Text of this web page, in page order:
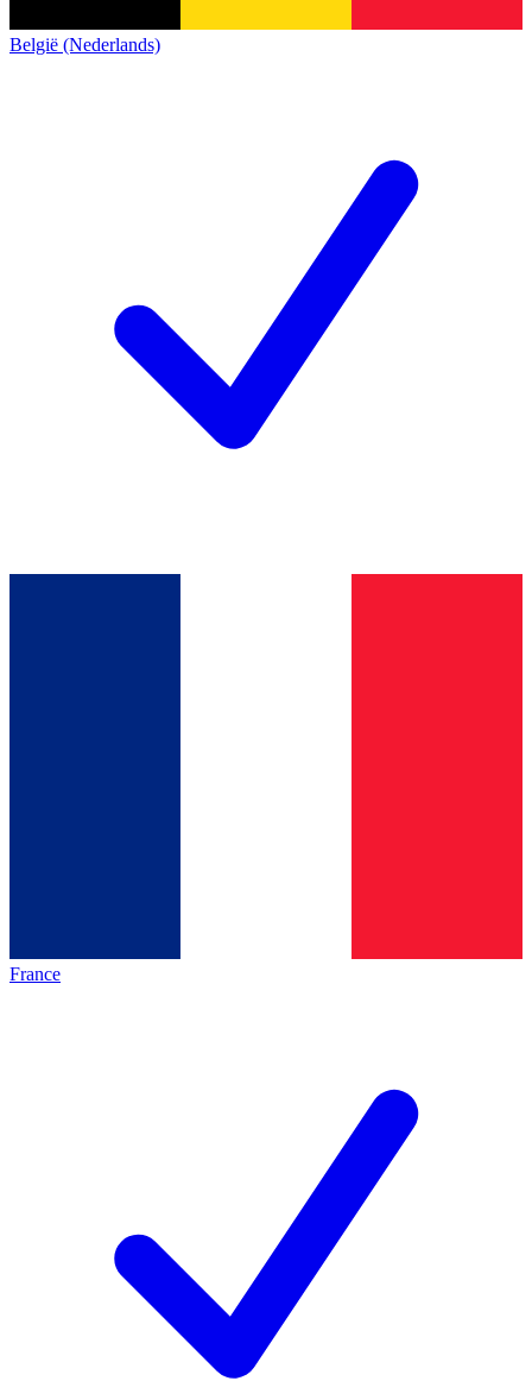
België (Nederlands)
France